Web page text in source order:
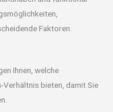
Faktoren.
Ihnen, welche
bieten, damit Sie